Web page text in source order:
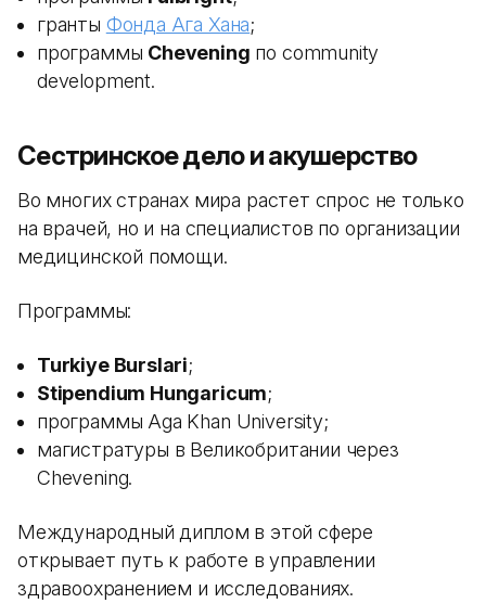
гранты Фонда Ага Хана;
программы Chevening по community
development.
Сестринское дело и акушерство
Во многих странах мира растет спрос не только
на врачей, но и на специалистов по организации
медицинской помощи.
Программы:
Turkiye Burslari;
Stipendium Hungaricum;
программы Aga Khan University;
магистратуры в Великобритании через
Chevening.
Международный диплом в этой сфере
открывает путь к работе в управлении
здравоохранением и исследованиях.